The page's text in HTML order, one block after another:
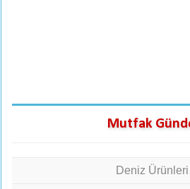
Mutfak
Deniz Ürünleri